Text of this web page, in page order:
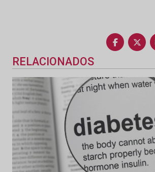
RELACIONADOS